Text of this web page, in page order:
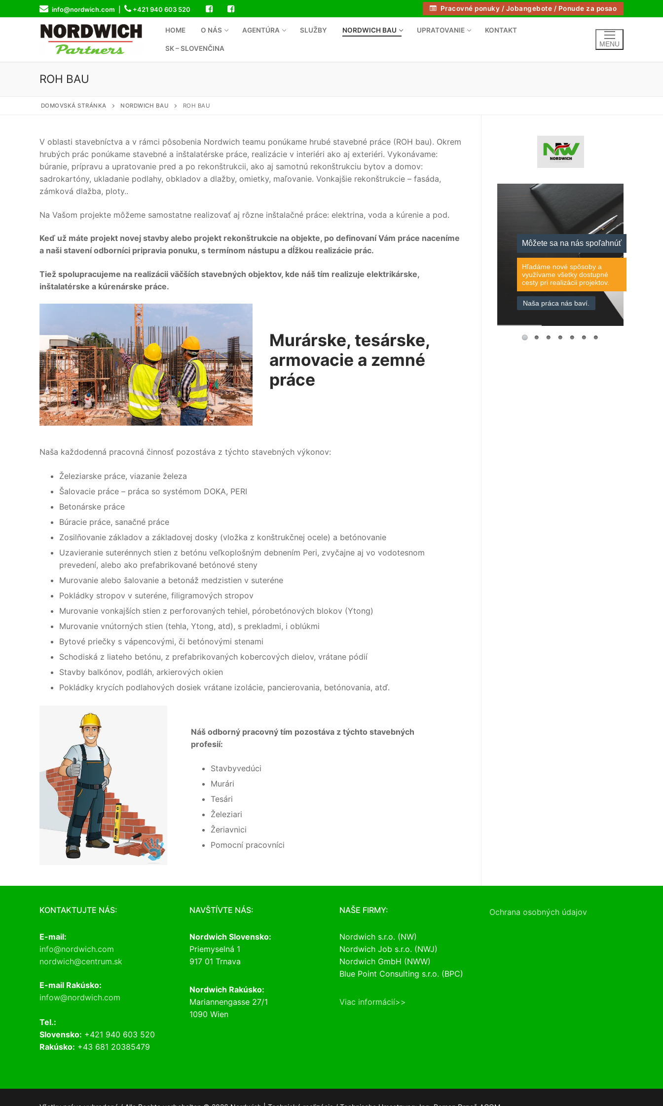
na
info@nordwich.com | +421 940 603 520 Pracovné ponuky / Jobangebote / Ponude za posao
HOME O NÁS AGENTÚRA SLUŽBY NORDWICH BAU UPRATOVANIE KONTAKT
SK – SLOVENČINA
MENU
ROH BAU
DOMOVSKÁ STRÁNKA NORDWICH BAU ROH BAU
V oblasti stavebníctva a v rámci pôsobenia Nordwich teamu ponúkame hrubé stavebné práce (ROH bau). Okrem
hrubých prác ponúkame stavebné a inštalatérske práce, realizácie v interiéri ako aj exteriéri. Vykonávame:
búranie, prípravu a upratovanie pred a po rekonštrukcii, ako aj samotnú rekonštrukciu bytov a domov:
sadrokartóny, ukladanie podlahy, obkladov a dlažby, omietky, maľovanie. Vonkajšie rekonštrukcie – fasáda,
zámková dlažba, ploty..
Na Vašom projekte môžeme samostatne realizovať aj rôzne inštalačné práce: elektrina, voda a kúrenie a pod.
Keď už máte projekt novej stavby alebo projekt rekonštrukcie na objekte, po definovaní Vám práce naceníme
a naši stavení odborníci pripravia ponuku, s termínom nástupu a dĺžkou realizácie prác.
Tiež spolupracujeme na realizácii väčších stavebných objektov, kde náš tím realizuje elektrikárske,
inštalatérske a kúrenárske práce.
Murárske, tesárske,
armovacie a zemné
práce
Naša každodenná pracovná činnosť pozostáva z týchto stavebných výkonov:
Železiarske práce, viazanie železa
Šalovacie práce – práca so systémom DOKA, PERI
Betonárske práce
Búracie práce, sanačné práce
Zosilňovanie základov a základovej dosky (vložka z konštrukčnej ocele) a betónovanie
Uzavieranie suterénnych stien z betónu veľkoplošným debnením Peri, zvyčajne aj vo vodotesnom
prevedení, alebo ako prefabrikované betónové steny
Murovanie alebo šalovanie a betonáž medzistien v suteréne
Pokládky stropov v suteréne, filigramových stropov
Murovanie vonkajších stien z perforovaných tehiel, pórobetónových blokov (Ytong)
Murovanie vnútorných stien (tehla, Ytong, atd), s prekladmi, i oblúkmi
Bytové priečky s vápencovými, či betónovými stenami
Schodiská z liateho betónu, z prefabrikovaných kobercových dielov, vrátane pódií
Stavby balkónov, podláh, arkierových okien
Pokládky krycích podlahových dosiek vrátane izolácie, pancierovania, betónovania, atď.
Náš odborný pracovný tím pozostáva z týchto stavebných
profesií:
Stavbyvedúci
Murári
Tesári
Železiari
Žeriavnici
Pomocní pracovníci
Môžete sa na nás spoľahnúť
Hľadáme nové spôsoby a
využívame všetky dostupné
cesty pri realizácii projektov.
Naša práca nás baví.
KONTAKTUJTE NÁS:
E-mail:
info@nordwich.com
nordwich@centrum.sk
E-mail Rakúsko:
infow@nordwich.com
Tel.:
Slovensko: +421 940 603 520
Rakúsko: +43 681 20385479
NAVŠTÍVTE NÁS:
Nordwich Slovensko:
Priemyselná 1
917 01 Trnava
Nordwich Rakúsko:
Mariannengasse 27/1
1090 Wien
NAŠE FIRMY:
Nordwich s.r.o. (NW)
Nordwich Job s.r.o. (NWJ)
Nordwich GmbH (NWW)
Blue Point Consulting s.r.o. (BPC)
Viac informácií>>
Ochrana osobných údajov